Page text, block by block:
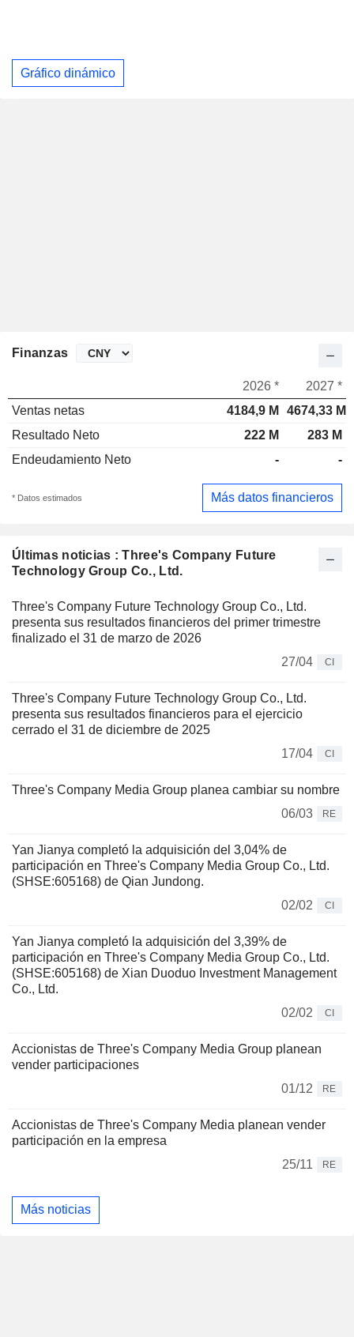
Gráfico dinámico
Últimas noticias : Three's Company Future
Technology Group Co., Ltd.
Three's Company Future Technology Group Co., Ltd.
presenta sus resultados financieros del primer trimestre
finalizado el 31 de marzo de 2026
27/04
CI
Three's Company Future Technology Group Co., Ltd.
presenta sus resultados financieros para el ejercicio
cerrado el 31 de diciembre de 2025
17/04
CI
Three's Company Media Group planea cambiar su nombre
06/03
RE
Yan Jianya completó la adquisición del 3,04% de
participación en Three's Company Media Group Co., Ltd.
(SHSE:605168) de Qian Jundong.
02/02
CI
Yan Jianya completó la adquisición del 3,39% de
participación en Three's Company Media Group Co., Ltd.
(SHSE:605168) de Xian Duoduo Investment Management
Co., Ltd.
02/02
CI
Accionistas de Three's Company Media Group planean
vender participaciones
01/12
RE
Accionistas de Three's Company Media planean vender
participación en la empresa
25/11
RE
Más noticias
Finanzas
2026 *
2027 *
Ventas netas
4184,9 M
4674,33 M
Resultado Neto
222 M
283 M
Endeudamiento Neto
- -
* Datos estimados Más datos financieros